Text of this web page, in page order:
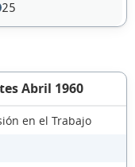
25
Abril 1960
en el Trabajo